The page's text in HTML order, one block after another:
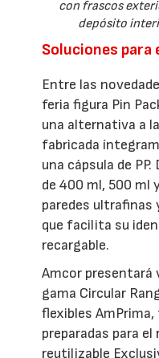
con frascos
depósito
Soluciones para
Entre las
feria figura Pin
una alternativa a
fabricada
una cápsula de
de 400 ml, 500 ml
paredes ultrafinas
que facilita su
recargable.
Amcor presentará
gama Circular
flexibles AmPrima,
preparadas para
reutilizable